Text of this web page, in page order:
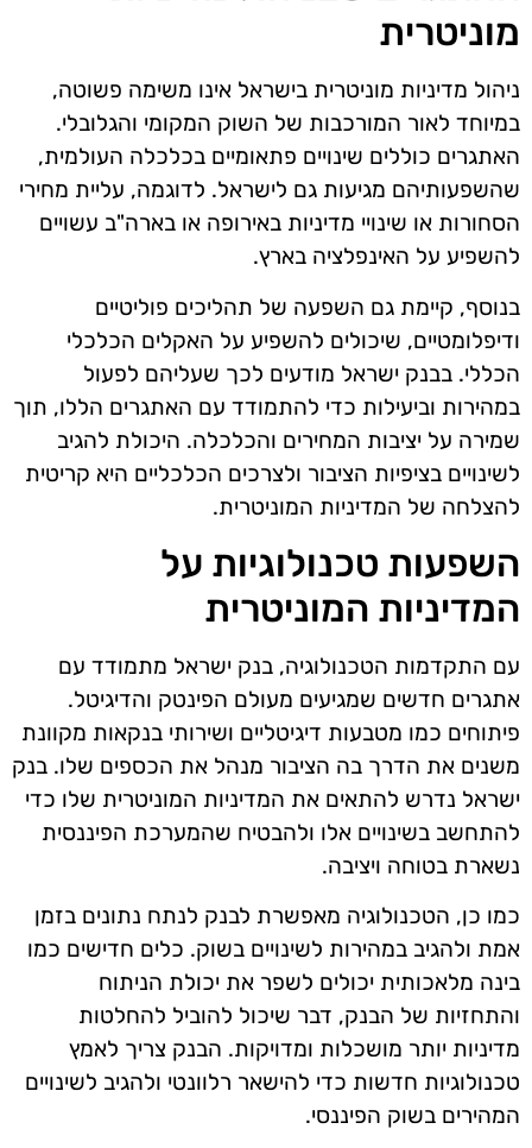
מוניטרית
ניהול מדיניות מוניטרית בישראל אינו משימה פשוטה,
במיוחד לאור המורכבות של השוק המקומי והגלובלי.
האתגרים כוללים שינויים פתאומיים בכלכלה העולמית,
שהשפעותיהם מגיעות גם לישראל. לדוגמה, עליית מחירי
הסחורות או שינויי מדיניות באירופה או בארה"ב עשויים
להשפיע על האינפלציה בארץ.
בנוסף, קיימת גם השפעה של תהליכים פוליטיים
ודיפלומטיים, שיכולים להשפיע על האקלים הכלכלי
הכללי. בבנק ישראל מודעים לכך שעליהם לפעול
במהירות וביעילות כדי להתמודד עם האתגרים הללו, תוך
שמירה על יציבות המחירים והכלכלה. היכולת להגיב
לשינויים בציפיות הציבור ולצרכים הכלכליים היא קריטית
להצלחה של המדיניות המוניטרית.
השפעות טכנולוגיות על
המדיניות המוניטרית
עם התקדמות הטכנולוגיה, בנק ישראל מתמודד עם
אתגרים חדשים שמגיעים מעולם הפינטק והדיגיטל.
פיתוחים כמו מטבעות דיגיטליים ושירותי בנקאות מקוונת
משנים את הדרך בה הציבור מנהל את הכספים שלו. בנק
ישראל נדרש להתאים את המדיניות המוניטרית שלו כדי
להתחשב בשינויים אלו ולהבטיח שהמערכת הפיננסית
נשארת בטוחה ויציבה.
כמו כן, הטכנולוגיה מאפשרת לבנק לנתח נתונים בזמן
אמת ולהגיב במהירות לשינויים בשוק. כלים חדישים כמו
בינה מלאכותית יכולים לשפר את יכולת הניתוח
והתחזיות של הבנק, דבר שיכול להוביל להחלטות
מדיניות יותר מושכלות ומדויקות. הבנק צריך לאמץ
טכנולוגיות חדשות כדי להישאר רלוונטי ולהגיב לשינויים
המהירים בשוק הפיננסי.